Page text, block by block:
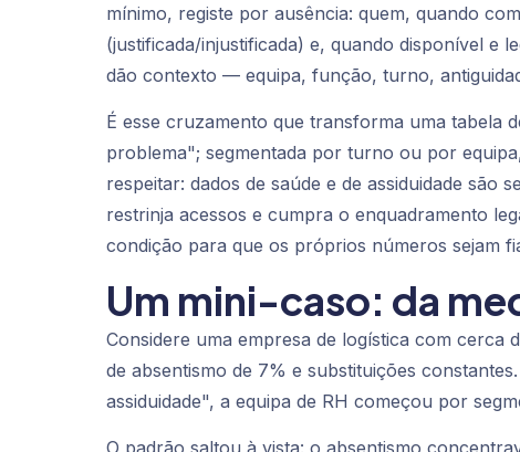
mínimo, registe por ausência: quem, quando
(justificada/injustificada) e, quando disponível e
dão contexto — equipa, função, turno,
É esse cruzamento que transforma uma tabela
problema"; segmentada por turno ou por
respeitar: dados de saúde e de assiduidade são
restrinja acessos e cumpra o enquadramento
condição para que os próprios números sejam
Um mini-caso: da
Considere uma empresa de logística com cerca
de absentismo de 7% e substituições
assiduidade", a equipa de RH começou por
O padrão saltou à vista: o absentismo